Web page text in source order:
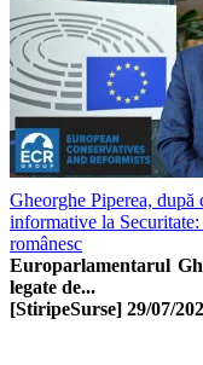
Gheorghe Piperea, după
informative la
românesc
Europarlamentarul
legate de...
[StiripeSurse] 29/07/